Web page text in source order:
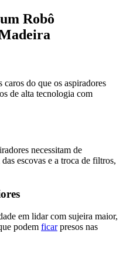
Robô
caros do que os aspiradores
de alta tecnologia com
necessitam de
escovas e a troca de filtros,
em lidar com sujeira maior,
podem ficarpresos nas